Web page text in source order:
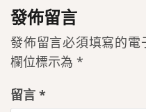
發佈留言
發佈留言必須填寫的電
欄位標示為 *
留言 *